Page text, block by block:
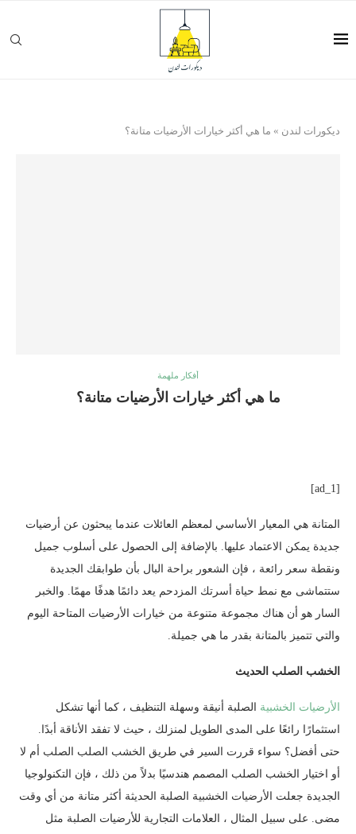
ديكورات لندن » ما هي أكثر خيارات الأرضيات متانة؟
أفكار ملهمة
ما هي أكثر خيارات الأرضيات متانة؟
[ad_1]
المتانة هي المعيار الأساسي لمعظم العائلات عندما يبحثون عن أرضيات
جديدة يمكن الاعتماد عليها. بالإضافة إلى الحصول على أسلوب جميل
ونقطة سعر رائعة ، فإن الشعور براحة البال بأن طوابقك الجديدة
ستتماشى مع نمط حياة أسرتك المزدحم يعد دائمًا هدفًا مهمًا. والخبر
السار هو أن هناك مجموعة متنوعة من خيارات الأرضيات المتاحة اليوم
والتي تتميز بالمتانة بقدر ما هي جميلة.
الخشب الصلب الحديث
الأرضيات الخشبية الصلبة أنيقة وسهلة التنظيف ، كما أنها تشكل
استثمارًا رائعًا على المدى الطويل لمنزلك ، حيث لا تفقد الأناقة أبدًا.
حتى أفضل؟ سواء قررت السير في طريق الخشب الصلب الصلب أم لا
أو اختيار الخشب الصلب المصمم هندسيًا بدلاً من ذلك ، فإن التكنولوجيا
الجديدة جعلت الأرضيات الخشبية الصلبة الحديثة أكثر متانة من أي وقت
مضى. على سبيل المثال ، العلامات التجارية للأرضيات الصلبة مثل